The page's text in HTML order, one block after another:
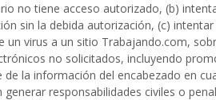
no tiene acceso autorizado, (b)
sin la debida autorización, (c)
virus a un sitio Trabajando.com,
no solicitados, incluyendo
la información del encabezado en
responsabilidades civiles o